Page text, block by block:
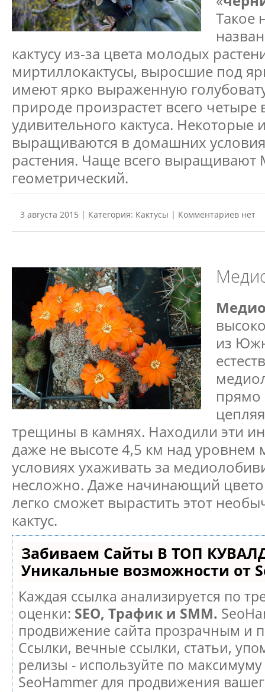
Такое
кактусу из-за цвета молодых
миртиллокактусы, выросшие под
имеют ярко выраженную
природе произрастет всего четыре
удивительного кактуса. Некоторые
выращиваются в домашних
растения. Чаще всего выращивают
геометрический.
3 августа 2015 | Категория: Кактусы | Комментариев нет
из
прямо
трещины в камнях. Находили эти
даже не высоте 4,5 км над
условиях ухаживать за
несложно. Даже начинающий
легко сможет вырастить этот
кактус.
Забиваем Сайты В ТОП
Уникальные возможности от
Каждая ссылка анализируется по
оценки: SEO, Трафик и SMM.
продвижение сайта прозрачным и
Ссылки, вечные ссылки, статьи,
релизы - используйте по
SeoHammer для продвижения